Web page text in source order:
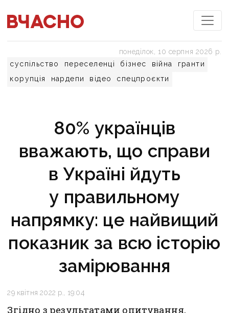
суспільство переселенці бізнес війна
гранти
корупція
нардепи відео спецпроєкти
понеділок, 10 серпня 2026 р.
80% українців
вважають, що справи
в Україні йдуть
у правильному
напрямку: це найвищий
показник за всю історію
замірювання
29 квітня 2022 р., 19:04
Згідно з результатами опитування,